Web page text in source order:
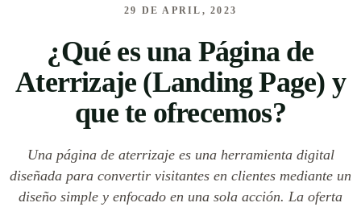
29 DE APRIL, 2023
¿Qué es una Página de
Aterrizaje (Landing Page) y
que te ofrecemos?
Una página de aterrizaje es una herramienta digital
diseñada para convertir visitantes en clientes mediante un
diseño simple y enfocado en una sola acción. La oferta